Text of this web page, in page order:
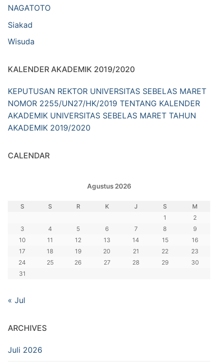
NAGATOTO
Siakad
Wisuda
KALENDER AKADEMIK 2019/2020
KEPUTUSAN REKTOR UNIVERSITAS SEBELAS MARET
NOMOR 2255/UN27/HK/2019 TENTANG KALENDER
AKADEMIK UNIVERSITAS SEBELAS MARET TAHUN
AKADEMIK 2019/2020
CALENDAR
Agustus 2026
S S R K J S
M
1
2
3
4 5 6 7 8
9
10
11 12 13 14 15
16
17
18 19 20 21 22
23
24
25 26 27 28 29
30
31
« Jul
ARCHIVES
Juli 2026